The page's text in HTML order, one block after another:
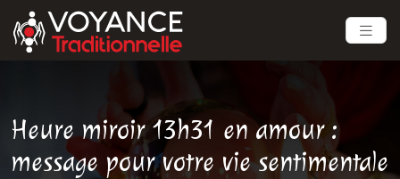
Heure miroir 13h31 en amour :
message pour votre vie sentimentale